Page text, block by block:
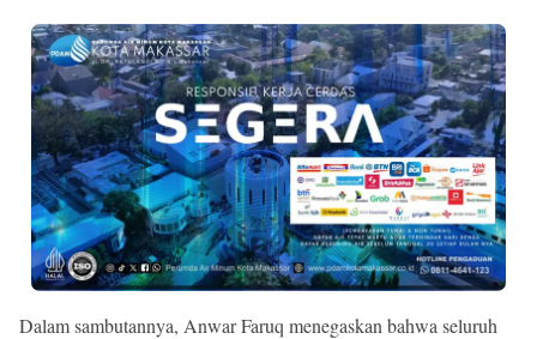
Dalam sambutannya, Anwar Faruq menegaskan bahwa seluruh